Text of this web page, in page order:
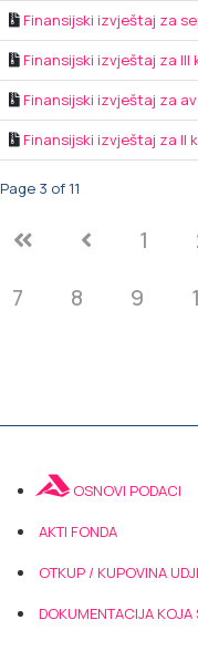
Finansijski izvještaj za
Finansijski izvještaj za
Finansijski izvještaj za
Finansijski izvještaj za II
Page 3 of 11
1
7
8 9
OSNOVI PODACI
AKTI FONDA
OTKUP / KUPOVINA
DOKUMENTACIJA KOJA